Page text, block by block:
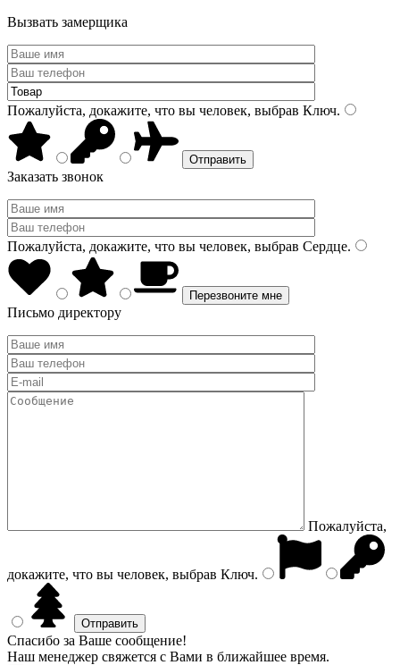
Вызвать замерщика
Пожалуйста, докажите, что вы человек, выбрав Ключ.
Заказать звонок
Пожалуйста, докажите, что вы человек, выбрав Сердце.
Письмо директору
Пожалуйста,
докажите, что вы человек, выбрав Ключ.
Спасибо за Ваше сообщение!
Наш менеджер свяжется с Вами в ближайшее время.